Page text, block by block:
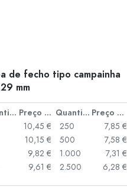
de fecho tipo campainha
mm
Quantidade Preço por peça Quantidade
Preço por peça
10,45 €
10,15 €
9,82 €
9,61 €
250
7,85 €
500
7,58 €
1.000
7,31 €
2.500
6,28 €